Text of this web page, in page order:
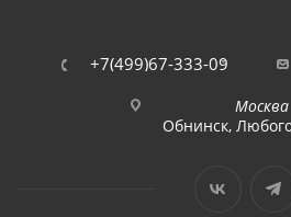
+7(499)67-333-09
Москва
Обнинск,